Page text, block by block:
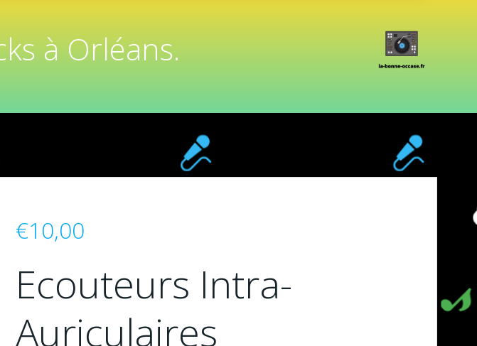
à Orléans.
€10,00
Ecouteurs Intra-
Auriculaires